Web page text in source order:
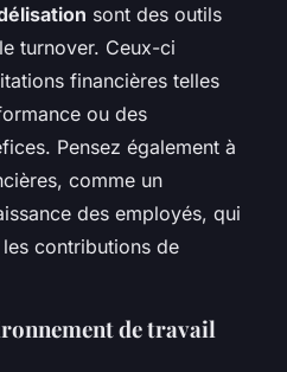
sont des outils
turnover. Ceux-ci
financières telles
ou des
Pensez également à
comme un
des employés, qui
contributions de
de travail